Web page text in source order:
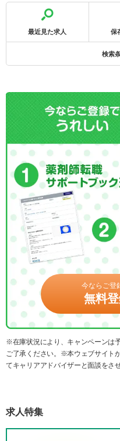
最近見た求人 保
検索
今ならご登
無料
※在庫状況により、キャンペーンは
ご了承ください。※本ウェブサイト
てキャリアアドバイザーと面談をさ
求人特集